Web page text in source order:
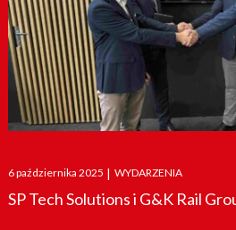
Posted
on
6 października 2025 | WYDARZENIA
SP Tech Solutions i G&K Rail